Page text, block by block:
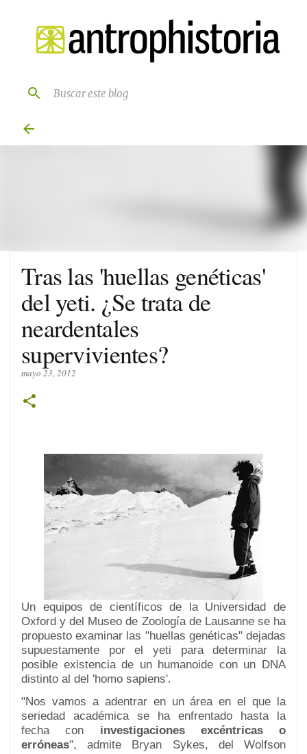
Ir al contenido principal
Tras las 'huellas genéticas'
del yeti. ¿Se trata de
neardentales
supervivientes?
mayo 23, 2012
Un equipos de científicos de la Universidad de
Oxford y del Museo de Zoología de Lausanne se ha
propuesto examinar las "huellas genéticas" dejadas
supuestamente por el yeti para determinar la
posible existencia de un humanoide con un DNA
distinto al del 'homo sapiens'.
"Nos vamos a adentrar en un área en el que la
seriedad académica se ha enfrentado hasta la
fecha con investigaciones excéntricas o
erróneas", admite Bryan Sykes, del Wolfson